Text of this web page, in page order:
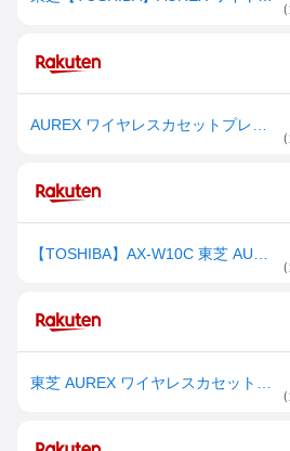
（
（
（
（